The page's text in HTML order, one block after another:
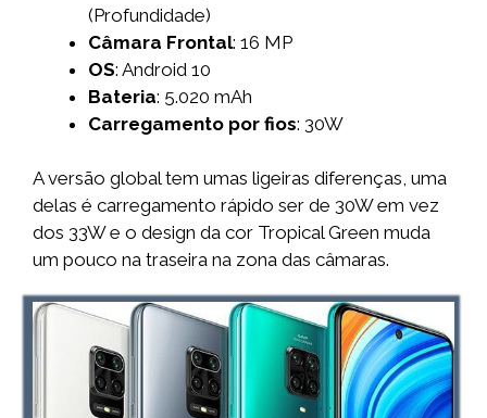
(Profundidade)
Câmara Frontal: 16 MP
OS: Android 10
Bateria: 5.020 mAh
Carregamento por fios: 30W
A versão global tem umas ligeiras diferenças, uma
delas é carregamento rápido ser de 30W em vez
dos 33W e o design da cor Tropical Green muda
um pouco na traseira na zona das câmaras.